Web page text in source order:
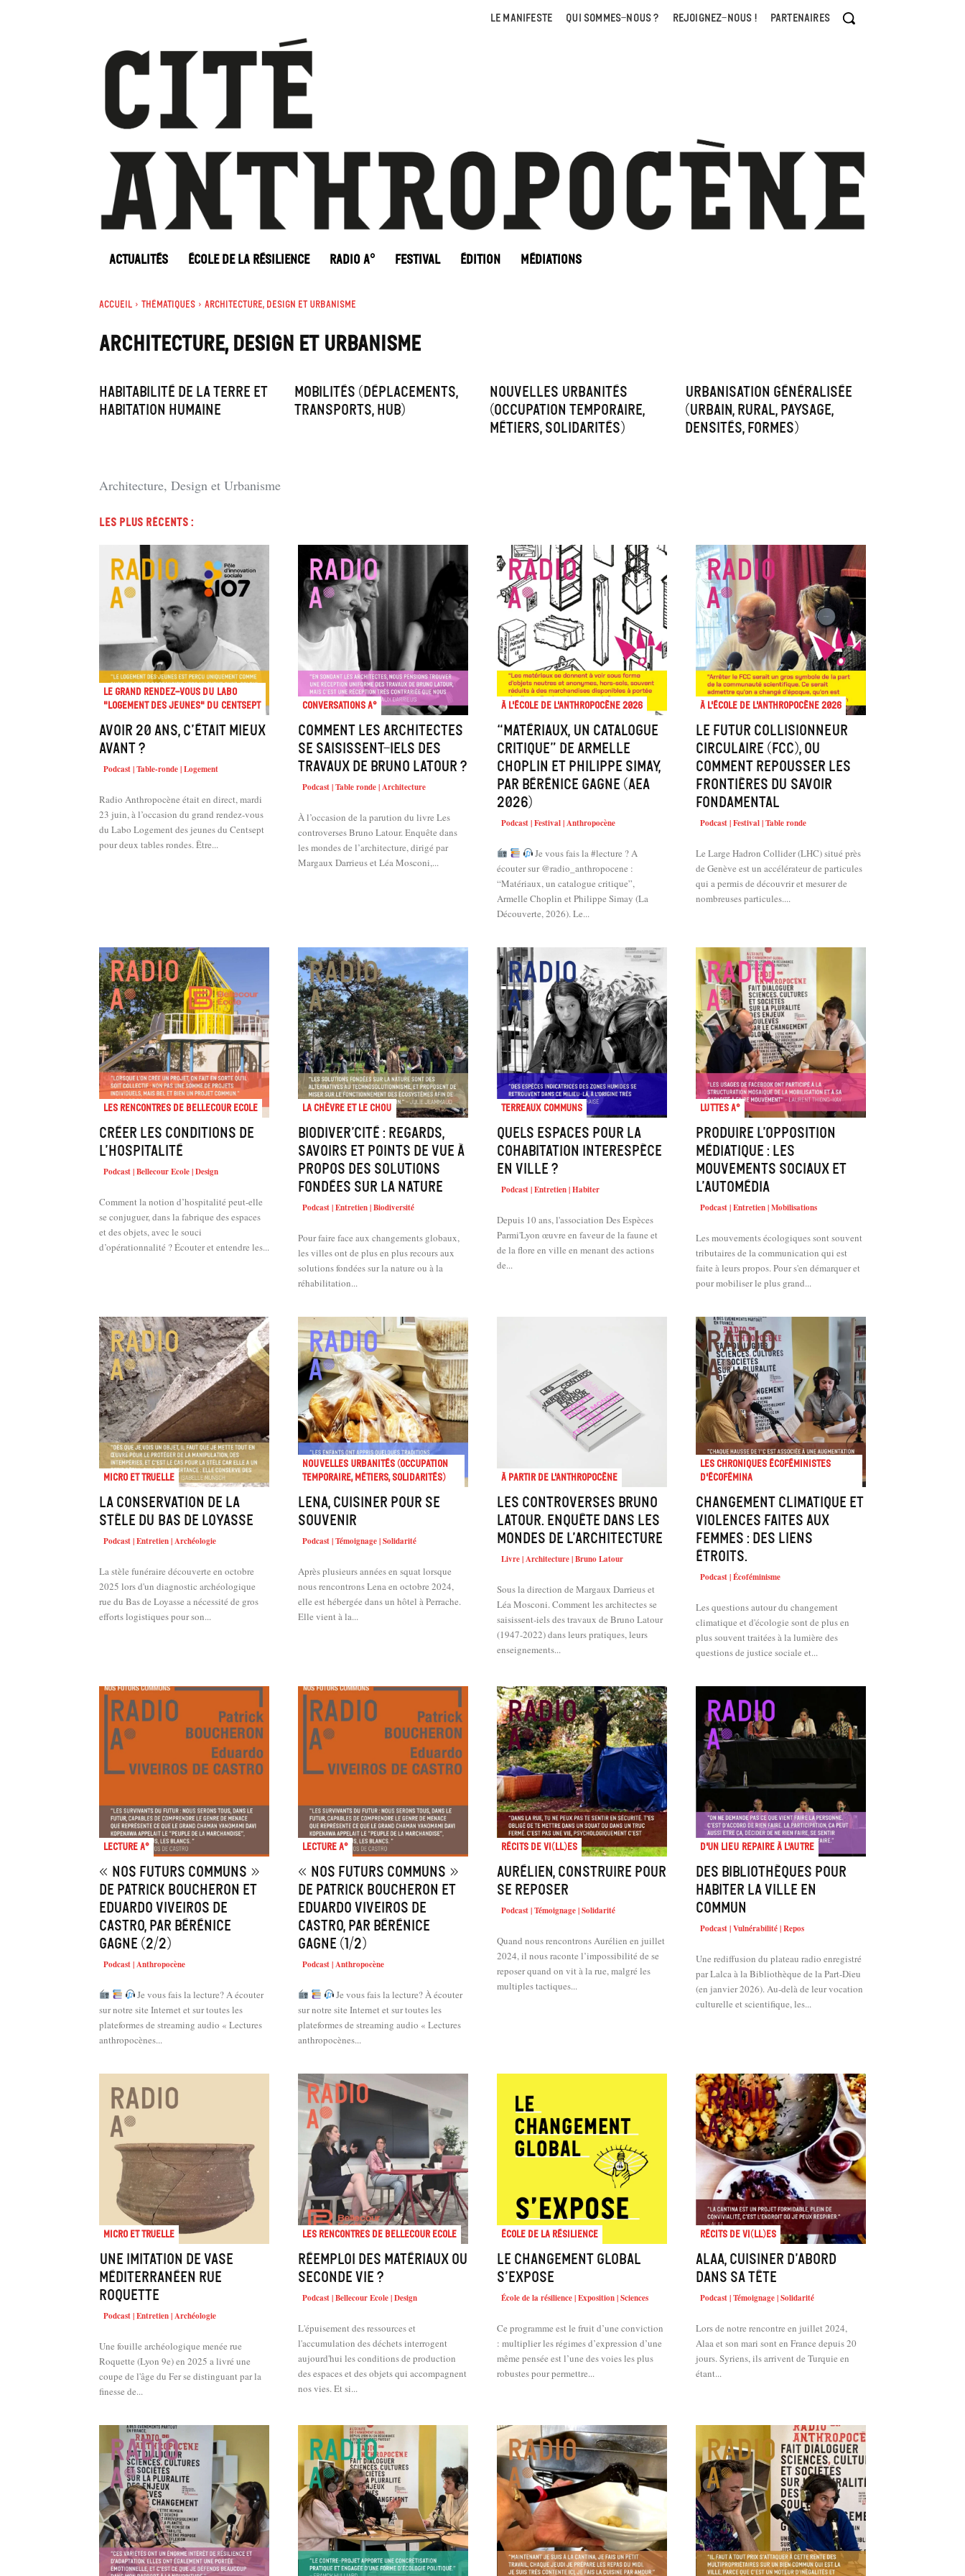
LE MANIFESTE QUI SOMMES-NOUS ? REJOIGNEZ-NOUS ! PARTENAIRES
ACTUALITÉS ÉCOLE DE LA RÉSILIENCE RADIO A° FESTIVAL ÉDITION MÉDIATIONS
Accueil Thématiques Architecture, Design et Urbanisme
ARCHITECTURE, DESIGN ET URBANISME
Habitabilité de la Terre et
habitation humaine
Mobilités (déplacements,
transports, hub)
Nouvelles urbanités
(occupation temporaire,
métiers, solidarités)
Urbanisation généralisée
(urbain, rural, paysage,
densités, formes)
Architecture, Design et Urbanisme
Les plus récents :
Le Grand Rendez-vous du Labo
"Logement des jeunes" du Centsept
Avoir 20 ans, c’était mieux
avant ?
Podcast | Table-ronde | Logement
Radio Anthropocène était en direct, mardi
23 juin, à l’occasion du grand rendez-vous
du Labo Logement des jeunes du Centsept
pour deux tables rondes. Être...
Conversations A°
Comment les architectes
se saisissent-iels des
travaux de Bruno Latour ?
Podcast | Table ronde | Architecture
À l’occasion de la parution du livre Les
controverses Bruno Latour. Enquête dans
les mondes de l’architecture, dirigé par
Margaux Darrieus et Léa Mosconi,...
À l'école de l'Anthropocène 2026
“Matériaux, un catalogue
critique” de Armelle
Choplin et Philippe Simay,
par Bérénice Gagne (AEA
2026)
Podcast | Festival | Anthropocène
Je vous fais la #lecture ? A
écouter sur @radio_anthropocene :
“Matériaux, un catalogue critique”,
Armelle Choplin et Philippe Simay (La
Découverte, 2026). Le...
À l'école de l'Anthropocène 2026
Le Futur Collisionneur
Circulaire (FCC), ou
comment repousser les
frontières du savoir
fondamental
Podcast | Festival | Table ronde
Le Large Hadron Collider (LHC) situé près
de Genève est un accélérateur de particules
qui a permis de découvrir et mesurer de
nombreuses particules....
Les rencontres de Bellecour Ecole
Créer les conditions de
l’hospitalité
Podcast | Bellecour Ecole | Design
Comment la notion d’hospitalité peut-elle
se conjuguer, dans la fabrique des espaces
et des objets, avec le souci
d’opérationnalité ? Écouter et entendre les...
La chèvre et le chou
Biodiver’cité : regards,
savoirs et points de vue à
propos des solutions
fondées sur la nature
Podcast | Entretien | Biodiversité
Pour faire face aux changements globaux,
les villes ont de plus en plus recours aux
solutions fondées sur la nature ou à la
réhabilitation...
Terreaux Communs
Quels espaces pour la
cohabitation interespèce
en ville ?
Podcast | Entretien | Habiter
Depuis 10 ans, l'association Des Espèces
Parmi'Lyon œuvre en faveur de la faune et
de la flore en ville en menant des actions
de...
Luttes A°
Produire l’opposition
médiatique : les
mouvements sociaux et
l’automédia
Podcast | Entretien | Mobilisations
Les mouvements écologiques sont souvent
tributaires de la communication qui est
faite à leurs propos. Pour s'en démarquer et
pour mobiliser le plus grand...
Micro et truelle
La conservation de la
stèle du Bas de Loyasse
Podcast | Entretien | Archéologie
La stèle funéraire découverte en octobre
2025 lors d'un diagnostic archéologique
rue du Bas de Loyasse a nécessité de gros
efforts logistiques pour son...
Nouvelles urbanités (occupation
temporaire, métiers, solidarités)
Lena, cuisiner pour se
souvenir
Podcast | Témoignage | Solidarité
Après plusieurs années en squat lorsque
nous rencontrons Lena en octobre 2024,
elle est hébergée dans un hôtel à Perrache.
Elle vient à la...
À partir de l'anthropocène
Les controverses Bruno
Latour. Enquête dans les
mondes de l’architecture
Livre | Architecture | Bruno Latour
Sous la direction de Margaux Darrieus et
Léa Mosconi. Comment les architectes se
saisissent-iels des travaux de Bruno Latour
(1947-2022) dans leurs pratiques, leurs
enseignements...
Les chroniques écoféministes
d'ÉcoFémina
Changement climatique et
violences faites aux
femmes : des liens
étroits.
Podcast | Écoféminisme
Les questions autour du changement
climatique et d'écologie sont de plus en
plus souvent traitées à la lumière des
questions de justice sociale et...
Lecture A°
« Nos futurs communs »
de Patrick Boucheron et
Eduardo Viveiros de
Castro, par Bérénice
Gagne (2/2)
Podcast | Anthropocène
Je vous fais la lecture? A écouter
sur notre site Internet et sur toutes les
plateformes de streaming audio « Lectures
anthropocènes...
Lecture A°
« Nos futurs communs »
de Patrick Boucheron et
Eduardo Viveiros de
Castro, par Bérénice
Gagne (1/2)
Podcast | Anthropocène
Je vous fais la lecture? À écouter
sur notre site Internet et sur toutes les
plateformes de streaming audio « Lectures
anthropocènes...
Récits de Vi(ll)es
Aurélien, construire pour
se reposer
Podcast | Témoignage | Solidarité
Quand nous rencontrons Aurélien en juillet
2024, il nous raconte l’impossibilité de se
reposer quand on vit à la rue, malgré les
multiples tactiques...
D'un lieu repaire à l'autre
Des bibliothèques pour
habiter la ville en
commun
Podcast | Vulnérabilité | Repos
Une rediffusion du plateau radio enregistré
par Lalca à la Bibliothèque de la Part-Dieu
(en janvier 2026). Au-delà de leur vocation
culturelle et scientifique, les...
Micro et truelle
Une imitation de vase
méditerranéen rue
Roquette
Podcast | Entretien | Archéologie
Une fouille archéologique menée rue
Roquette (Lyon 9e) en 2025 a livré une
coupe de l'âge du Fer se distinguant par la
finesse de...
Les rencontres de Bellecour Ecole
Réemploi des matériaux ou
seconde vie ?
Podcast | Bellecour Ecole | Design
L'épuisement des ressources et
l'accumulation des déchets interrogent
aujourd'hui les conditions de production
des espaces et des objets qui accompagnent
nos vies. Et si...
École de la résilience
Le changement global
s’expose
École de la résilience | Exposition | Sciences
Ce programme est le fruit d’une conviction
: multiplier les régimes d’expression d’une
même pensée est l’une des voies les plus
robustes pour permettre...
Récits de Vi(ll)es
Alaa, cuisiner d’abord
dans sa tête
Podcast | Témoignage | Solidarité
Lors de notre rencontre en juillet 2024,
Alaa et son mari sont en France depuis 20
jours. Syriens, ils arrivent de Turquie en
étant...